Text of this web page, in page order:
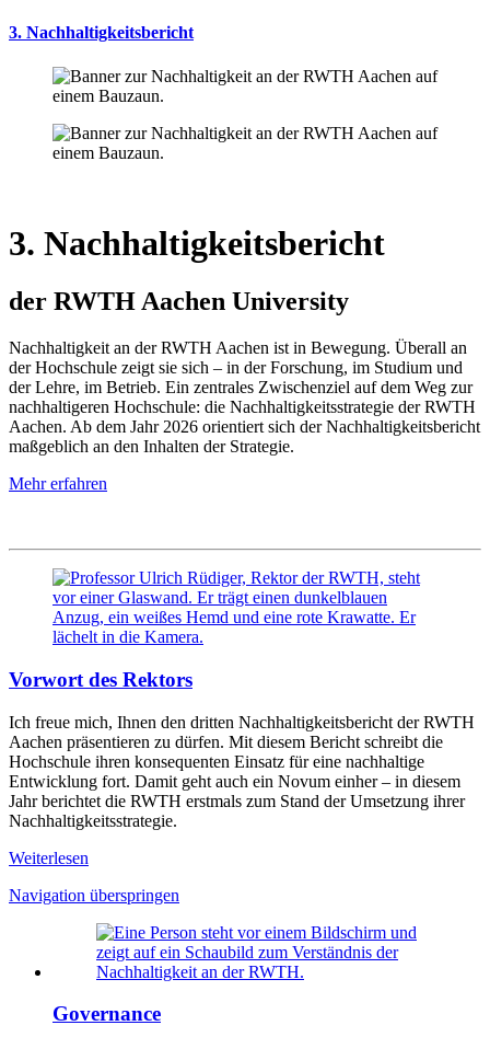
3. Nachhaltigkeitsbericht
3. Nachhaltig­keits­bericht
der RWTH Aachen University
Nachhaltigkeit an der RWTH Aachen ist in Bewegung. Überall an
der Hochschule zeigt sie sich – in der Forschung, im Studium und
der Lehre, im Betrieb. Ein zentrales Zwischenziel auf dem Weg zur
nachhaltigeren Hochschule: die Nachhaltigkeitsstrategie der RWTH
Aachen. Ab dem Jahr 2026 orientiert sich der Nachhaltigkeitsbericht
maßgeblich an den Inhalten der Strategie.
Mehr erfahren
Vorwort des Rektors
Ich freue mich, Ihnen den dritten Nachhaltigkeitsbericht der RWTH
Aachen präsentieren zu dürfen. Mit diesem Bericht schreibt die
Hochschule ihren konsequenten Einsatz für eine nachhaltige
Entwicklung fort. Damit geht auch ein Novum einher – in diesem
Jahr berichtet die RWTH erstmals zum Stand der Umsetzung ihrer
Nachhaltigkeitsstrategie.
Weiterlesen
Navigation überspringen
Governance